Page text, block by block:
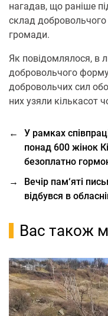
нагадав, що раніше
склад
громади.
Як повідомлялося, в
добровольчого
добровольчих сил
них узяли кількасот
←
У рамках
понад 600 жінок
безоплатно
→
Вечір пам‘яті
відбувся в
Вас також